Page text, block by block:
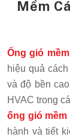
Mềm
Ống gió
hiệu quả
và độ bền
HVAC trong
ống gió mềm
hành và tiết